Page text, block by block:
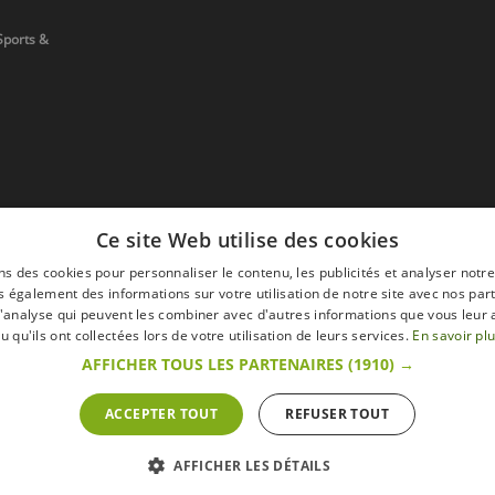
&
Mentions légales Retour & Droit de
le site s'entendent toutes taxes comprises.
» du Code belge de droit économique.
Ce site Web utilise des cookies
des cookies pour personnaliser le contenu, les publicités et analyser
également des informations sur votre utilisation de notre site avec nos
qui peuvent les combiner avec d'autres informations que vous leur
qu'ils ont collectées lors de votre utilisation de leurs services. En savoir
AFFICHER TOUS LES PARTENAIRES (1910) →
ACCEPTER TOUT REFUSER TOUT
AFFICHER LES DÉTAILS